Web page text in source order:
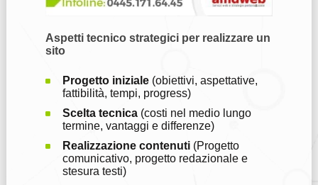
Aspetti tecnico strategici per realizzare un
sito
Progetto iniziale(obiettivi, aspettative,
fattibilità, tempi, progress)
Scelta tecnica(costi nel medio lungo
termine, vantaggi e differenze)
Realizzazione contenuti(Progetto
comunicativo, progetto redazionale e
stesura testi)